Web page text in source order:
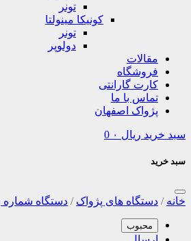
تونر
کونیکا مینولتا
تونر
دولوپر
مقالات
فروشگاه
کارت گارانتی
تماس با ما
پژواک اصفهان
سبد خرید ریال 0
سبد خرید
خانه / دستگاه های پژواک / دستگاه شماره
محبوب